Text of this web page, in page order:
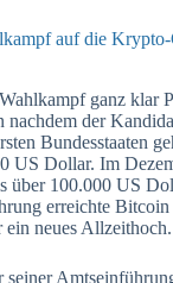
auf die
ganz klar
nachdem der
Bundesstaaten
US Dollar. Im
über 100.000 US
erreichte
neues Allzeithoch.